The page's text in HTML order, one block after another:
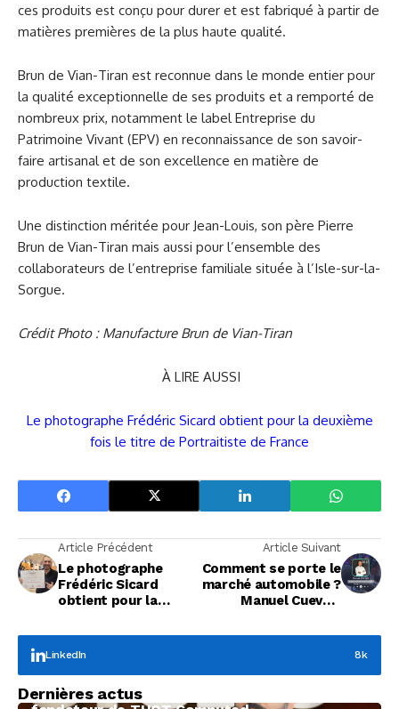
ces produits est conçu pour durer et est fabriqué à partir de
matières premières de la plus haute qualité.
Brun de Vian-Tiran est reconnue dans le monde entier pour
la qualité exceptionnelle de ses produits et a remporté de
nombreux prix, notamment le label Entreprise du
Patrimoine Vivant (EPV) en reconnaissance de son savoir-
faire artisanal et de son excellence en matière de
production textile.
Une distinction méritée pour Jean-Louis, son père Pierre
Brun de Vian-Tiran mais aussi pour l’ensemble des
collaborateurs de l’entreprise familiale située à l’Isle-sur-la-
Sorgue.
Crédit Photo : Manufacture Brun de Vian-Tiran
À LIRE AUSSI
Le photographe Frédéric Sicard obtient pour la deuxième
fois le titre de Portraitiste de France
Article Précédent
Le photographe
Frédéric Sicard
obtient pour la
de Portraitiste de
France
Article Suivant
Comment se porte le
marché automobile ?
Manuel Cuevas,
questions.
LinkedIn 8k
Dernières actus
À la rencontre de Christophe Coeffier, dirigeant